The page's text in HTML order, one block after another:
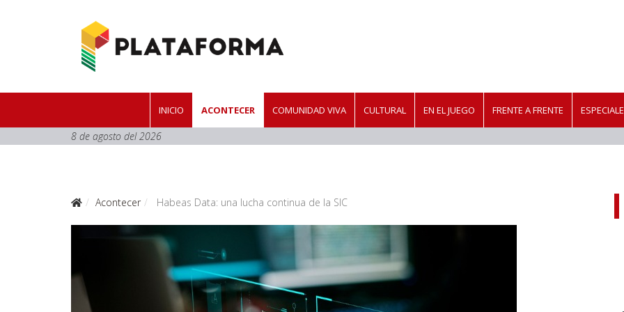
INICIO ACONTECER COMUNIDAD VIVA CULTURAL EN EL JUEGO FRENTE A FRENTE
8 de agosto del 2026
Acontecer Habeas Data: una lucha continua de la SIC